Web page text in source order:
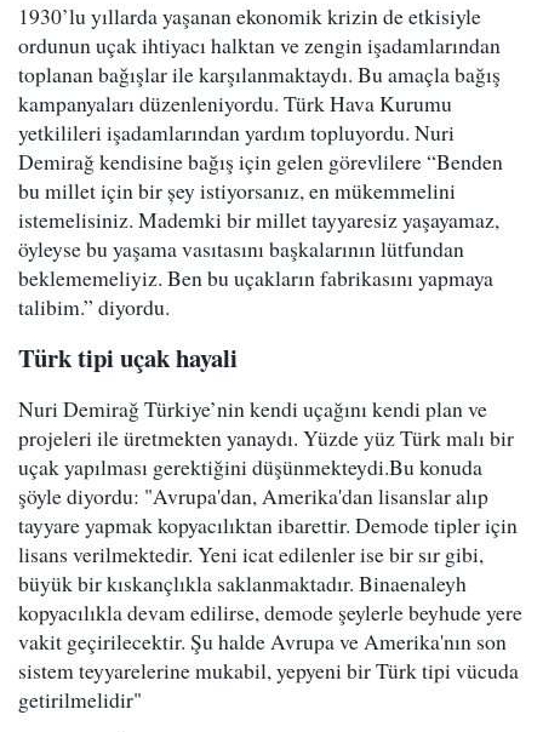
1930’lu yıllarda yaşanan ekonomik krizin de etkisiyle
ordunun uçak ihtiyacı halktan ve zengin işadamlarından
toplanan bağışlar ile karşılanmaktaydı. Bu amaçla bağış
kampanyaları düzenleniyordu. Türk Hava Kurumu
yetkilileri işadamlarından yardım topluyordu. Nuri
Demirağ kendisine bağış için gelen görevlilere “Benden
bu millet için bir șey istiyorsanız, en mükemmelini
istemelisiniz. Mademki bir millet tayyaresiz yaşayamaz,
öyleyse bu yaşama vasıtasını başkalarının lütfundan
beklememeliyiz. Ben bu uçakların fabrikasını yapmaya
talibim.” diyordu.
Türk tipi uçak hayali
Nuri Demirağ Türkiye’nin kendi uçağını kendi plan ve
projeleri ile üretmekten yanaydı. Yüzde yüz Türk malı bir
uçak yapılması gerektiğini düşünmekteydi.Bu konuda
şöyle diyordu: "Avrupa'dan, Amerika'dan lisanslar alıp
tayyare yapmak kopyacılıktan ibarettir. Demode tipler için
lisans verilmektedir. Yeni icat edilenler ise bir sır gibi,
büyük bir kıskançlıkla saklanmaktadır. Binaenaleyh
kopyacılıkla devam edilirse, demode şeylerle beyhude yere
vakit geçirilecektir. Şu halde Avrupa ve Amerika'nın son
sistem teyyarelerine mukabil, yepyeni bir Türk tipi vücuda
getirilmelidir"